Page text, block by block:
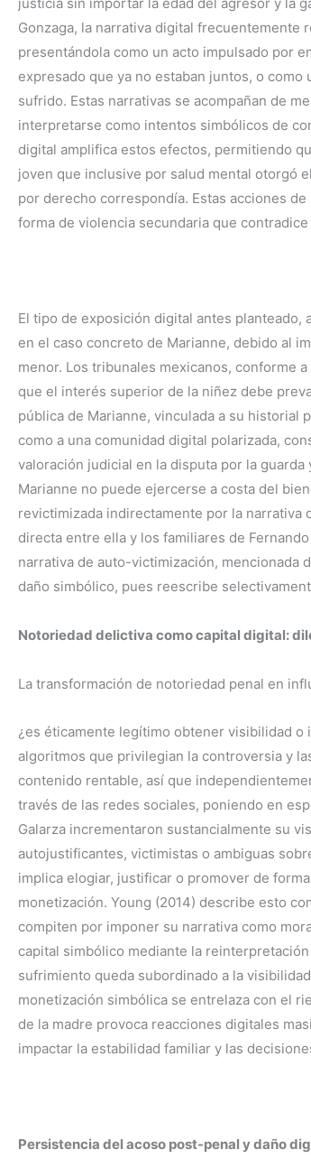
Gonzaga, la narrativa digital
presentándola como un acto impulsado por
expresado que ya no estaban juntos, o como
sufrido. Estas narrativas se acompañan de
interpretarse como intentos simbólicos de
digital amplifica estos efectos, permitiendo
joven que inclusive por salud mental otorgó
por derecho correspondía. Estas acciones
forma de violencia secundaria que
El tipo de exposición digital antes
en el caso concreto de Marianne, debido al
menor. Los tribunales mexicanos, conforme
que el interés superior de la niñez debe
pública de Marianne, vinculada a su historial
como a una comunidad digital polarizada,
valoración judicial en la disputa por la
Marianne no puede ejercerse a costa del
revictimizada indirectamente por la narrativa
directa entre ella y los familiares de
narrativa de auto-victimización, mencionada
daño simbólico, pues reescribe
Notoriedad delictiva como capital digital:
La transformación de notoriedad penal en
¿es éticamente legítimo obtener visibilidad
algoritmos que privilegian la controversia y
contenido rentable, así que
través de las redes sociales, poniendo en
Galarza incrementaron sustancialmente su
autojustificantes, victimistas o ambiguas
implica elogiar, justificar o promover de
monetización. Young (2014) describe esto
compiten por imponer su narrativa como
capital simbólico mediante la
sufrimiento queda subordinado a la
monetización simbólica se entrelaza con el
de la madre provoca reacciones digitales
impactar la estabilidad familiar y las
Persistencia del acoso post-penal y daño